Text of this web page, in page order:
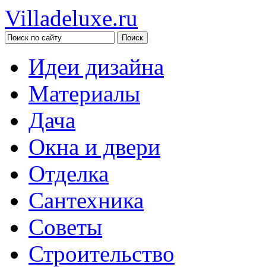
Villadeluxe.ru
Идеи дизайна
Материалы
Дача
Окна и двери
Отделка
Сантехника
Советы
Строительство